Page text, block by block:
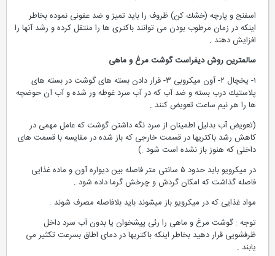
اسفنج و پارچه (خشك كن) ظروف را باید تمیز و ضد عفونی نموده بخاطر
اینكه در زمان مرطوب بودن می توانند باكتری ها را منتقل كرده و رشد آنها را
افزایش دهند .
سالمترین روش دیفراست گوشت مرغ و ماهی
۱- یخچال ۲- آون میكروبی ۳- قرار دادن بسته های گوشت در بسته های
پلاستیك درب بسته و ضد آب كه در آب سرد غوطه ور شده و آب آن حوضچه
ها را هر نیم ساعت تعویض كنند .
(تعویض آب بدلیل اطمینان از سرد نگه داشتن گوشت كه عامل مهمی در
كاهش رشد باكتریها در قسمت خارجی كه باز شده در مقایسه با قسمت های
داخلی كه هنوز باز نشده است شود .)
در میكرویو باید حدود ۵ سانتی متر فاصله بین دیواره آون و ماده غذایی
فاصله گذاشت كه امكان گردش و چرخش گرما داده شود .
مواد غذایی كه در میكرویو باز میشوند باید بلافاصله مصرف شوند .
توجه : گوشت مرغ و ماهی را رئی پیشخوان یا بدون آب سرد داخل
ظرفشویی قرار دهید بخاطر اینكه باكتریها در دمای اطاق بسرعت تكثیر می
یابند .